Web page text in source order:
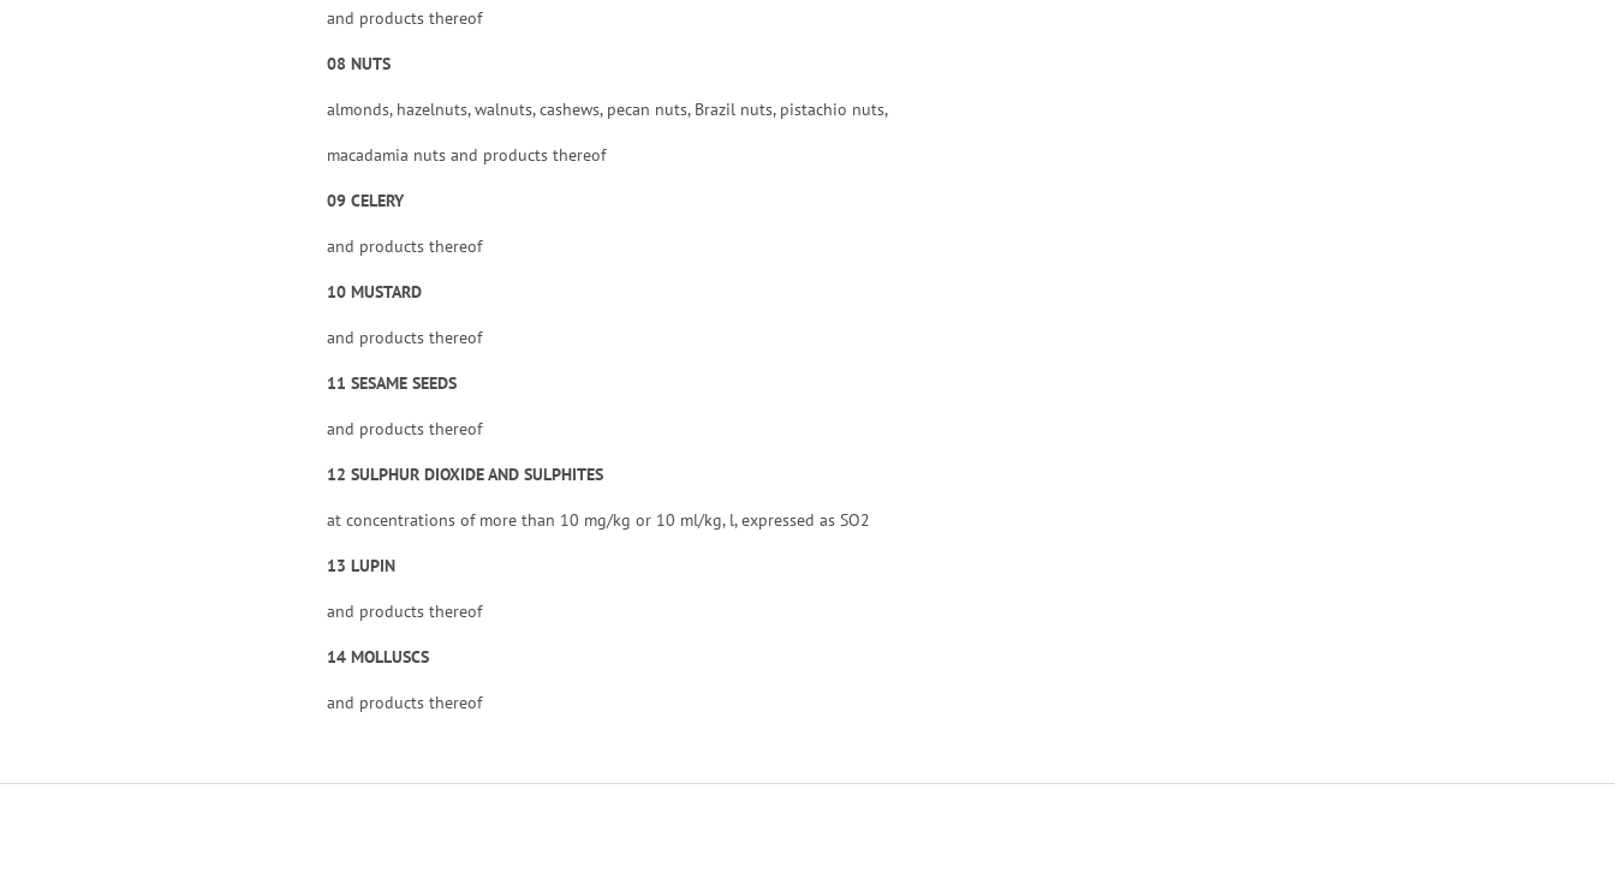
and products thereof
08 NUTS
almonds, hazelnuts, walnuts, cashews, pecan nuts, Brazil nuts, pistachio nuts,
macadamia nuts and products thereof
09 CELERY
and products thereof
10 MUSTARD
and products thereof
11 SESAME SEEDS
and products thereof
12 SULPHUR DIOXIDE AND SULPHITES
at concentrations of more than 10 mg/kg or 10 ml/kg, l, expressed as SO2
13 LUPIN
and products thereof
14 MOLLUSCS
and products thereof
Z